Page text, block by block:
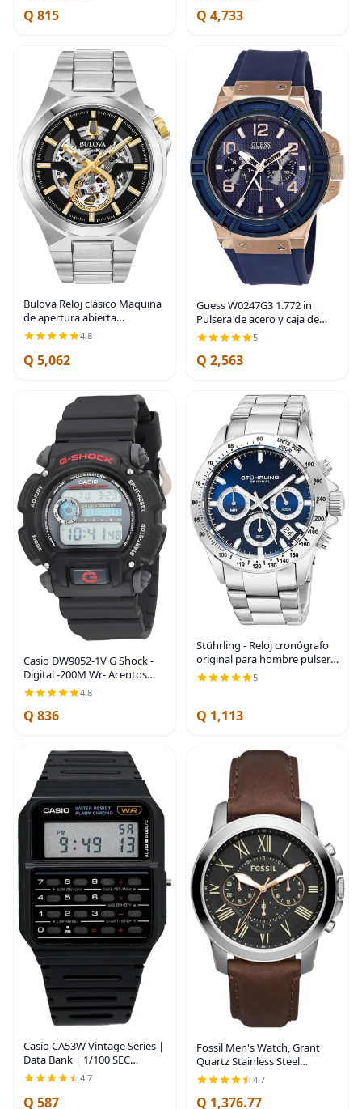
Q 815 Q 4,733
Bulova Reloj clásico Maquina
de apertura abierta
automática para hombre,
Automático - 98A178
4.8
Q 5,062
Guess W0247G3 1.772 in
Pulsera de acero y caja de
acrílico reloj para hombre,
5
Q 2,563
Casio DW9052-1V G Shock -
Digital -200M Wr- Acentos
rojos
4.8
Q 836
Stührling - Reloj cronógrafo
original para hombre pulsera
de acero inoxidable con
corona de rosca y resistente
Movimiento de
5
Q 1,113
Casio CA53W Vintage Series |
Data Bank | 1/100 SEC
Stopwatch | Water Resistant
| 8 Digit Calculator | Dual
Time | Resin Band | Resin
4.7
Q 587
Fossil Men's Watch, Grant
Quartz Stainless Steel
Chronograph Watch for Men
4.7
Q 1,376.77